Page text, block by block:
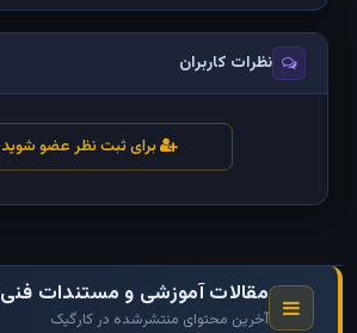
نظرات کاربران
برای ثبت نظر عضو شوید
مقالات آموزشی و مستندات فنی
آخرین محتوای منتشرشده در کارگیک